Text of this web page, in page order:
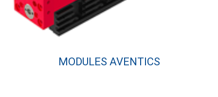
MODULES AVENTICS